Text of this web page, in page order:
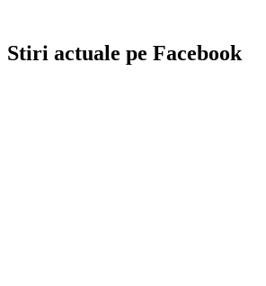
Stiri actuale pe Facebook